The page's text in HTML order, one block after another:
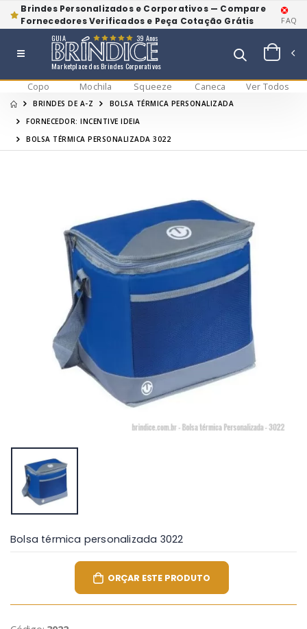
Brindes Personalizados e Corporativos — Compare
Fornecedores Verificados e Peça Cotação Grátis
FAQ
Marketplace dos Brindes Corporativos
GUIA 39 Anos
Copo Mochila Squeeze Caneca Ver Todos
BRINDES DE A-Z
BOLSA TÉRMICA PERSONALIZADA
FORNECEDOR: INCENTIVE IDEIA
BOLSA TÉRMICA PERSONALIZADA 3022
Bolsa térmica personalizada 3022
ORÇAR ESTE PRODUTO